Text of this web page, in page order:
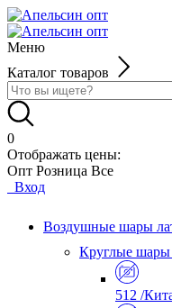
Меню
Каталог товаров
0
Отображать цены:
Опт Розница Все
Вход
Воздушные шары
Круглые шары
512 /